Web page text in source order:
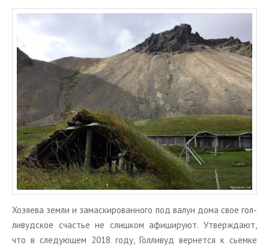
Хо­зя­е­ва земли и за­мас­ки­ро­ван­но­го под валун дома свое гол­
ли­вуд­ское сча­стье не слиш­ком афи­ши­ру­ют. Утвер­жда­ют,
что в сле­ду­ю­щем 2018 году, Гол­ли­вуд вер­нет­ся к сьем­ке